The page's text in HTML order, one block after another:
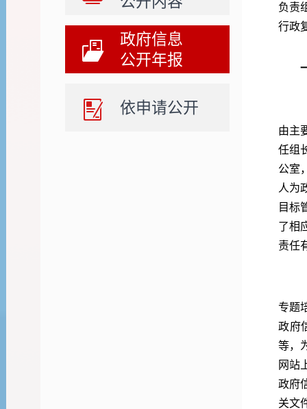
政府信息
公开年报
依申请公开
负责
行政
由主
任组
公室
人为
目标
了相
责任
专题
政府
等，
网站
政府
关文